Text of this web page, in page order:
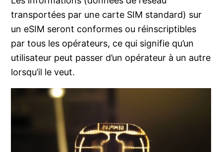
transportées par une carte SIM standard) sur
un eSIM seront conformes ou réinscriptibles
par tous les opérateurs, ce qui signifie qu’un
utilisateur peut passer d’un opérateur à un autre
lorsqu’il le veut.